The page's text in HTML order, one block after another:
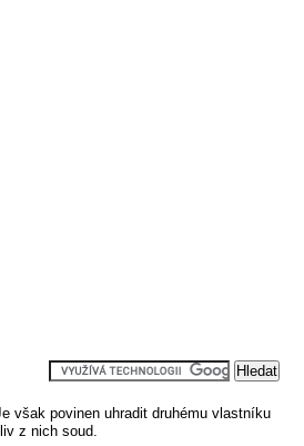
však povinen uhradit druhému vlastníku
z nich soud.